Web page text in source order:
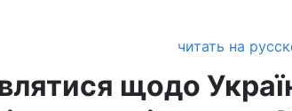
читать на
щодо